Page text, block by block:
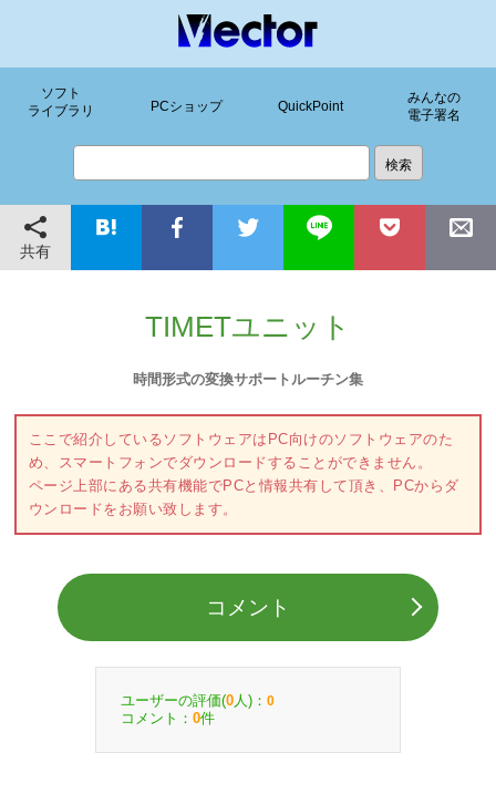
ソフト
ライブラリ
PCショップ QuickPoint
みんなの
電子署名
共有
TIMETユニット
時間形式の変換サポートルーチン集
ここで紹介しているソフトウェアはPC向けのソフトウェアのた
め、スマートフォンでダウンロードすることができません。
ページ上部にある共有機能でPCと情報共有して頂き、PCからダ
ウンロードをお願い致します。
コメント
ユーザーの評価(0 人)： 0
コメント： 0件